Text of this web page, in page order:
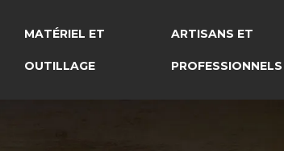
MATÉRIEL ET
OUTILLAGE
ARTISANS ET
PROFESSIONNELS